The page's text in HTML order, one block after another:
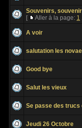
Souvenirs,
[
Aller à la page: 1
A voir
salutation les novae
Good bye
Salut les vieux
Se passe des trucs
Jeudi 26 Octobre